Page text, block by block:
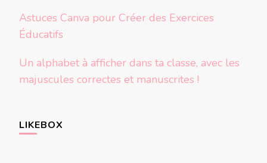
Astuces Canva pour Créer des Exercices
Éducatifs
Un alphabet à afficher dans ta classe, avec les
majuscules correctes et manuscrites !
LIKEBOX